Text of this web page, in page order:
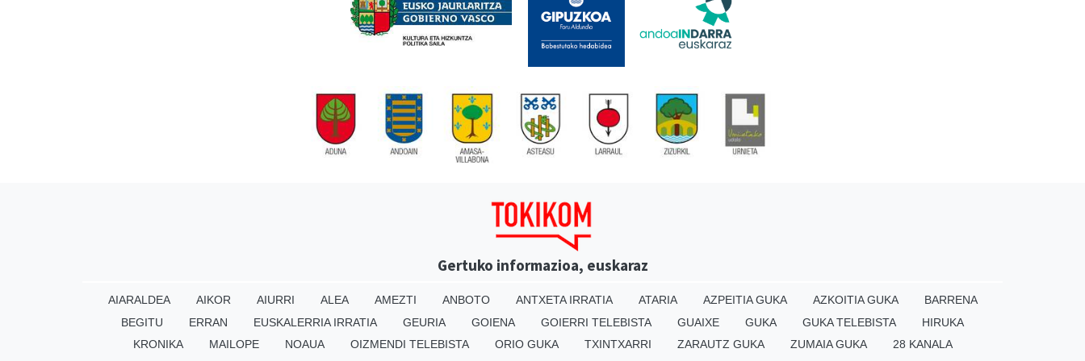
Gertuko informazioa, euskaraz
AIARALDEA AIKOR AIURRI ALEA AMEZTI ANBOTO ANTXETA IRRATIA ATARIA AZPEITIA GUKA AZKOITIA GUKA
BARRENA
BEGITU
ERRAN EUSKALERRIA IRRATIA GEURIA GOIENA GOIERRI TELEBISTA GUAIXE GUKA GUKA TELEBISTA
HIRUKA
KRONIKA
MAILOPE NOAUA OIZMENDI TELEBISTA ORIO GUKA TXINTXARRI ZARAUTZ GUKA ZUMAIA GUKA 28 KANALA